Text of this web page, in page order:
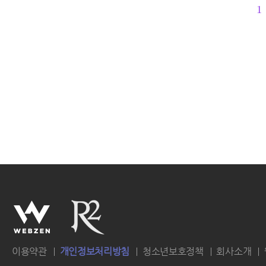
1
이용약관 개인정보처리방침 청소년보호정책 회사소개